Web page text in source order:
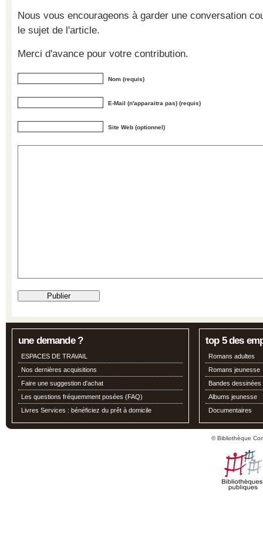
Nous vous encourageons à garder une conversation
le sujet de l'article.
Merci d'avance pour votre contribution.
Nom (requis)
E-Mail (n'apparaitra pas) (requis)
Site Web (optionnel)
une demande ?
ESPACES DE TRAVAIL
Nos dernières acquisitions
Faire une suggestion d'achat
Les questions fréquemment posées (FAQ)
Livres Services : bénéficiez du prêt à domicile
top 5 des
Romans adultes
Romans jeunesse
Bandes dessinées
Albums jeunesse
Documentaires
© Bibliothèque